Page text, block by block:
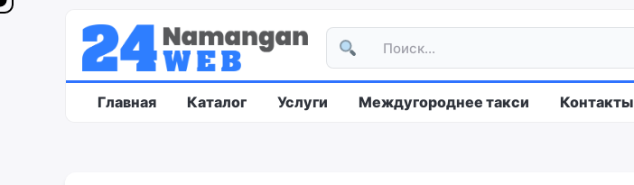
Главная Каталог Услуги Междугороднее такси Контакты